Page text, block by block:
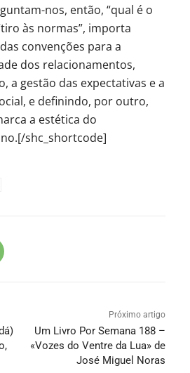
nos, então, “qual é o
às normas”, importa
convenções para a
dos relacionamentos,
a gestão das expectativas e a
e definindo, por outro,
a estética do
shc_shortcode]
Próximo artigo
Um Livro Por Semana 188 –
«Vozes do Ventre da Lua» de
José Miguel Noras